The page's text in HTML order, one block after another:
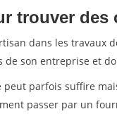
trouver des
dans les travaux
son entreprise et
parfois suffire
passer par un